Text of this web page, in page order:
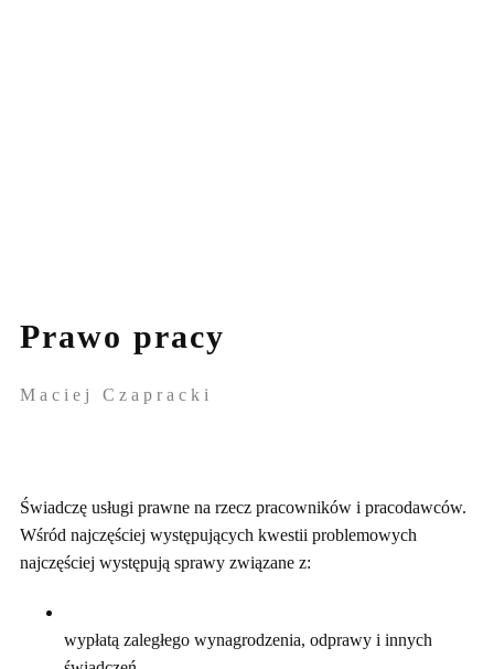
Prawo pracy
Maciej ​Czapracki
Świadczę usługi prawne na rzecz pracowników i pracodawców.
Wśród najczęściej występujących kwestii problemowych
najczęściej występują sprawy związane z:
wypłatą zaległego wynagrodzenia, odprawy i innych